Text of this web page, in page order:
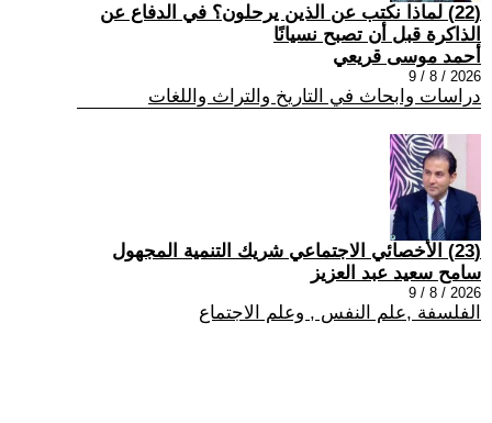
(22) لماذا نكتب عن الذين يرحلون؟ في الدفاع عن
الذاكرة قبل أن تصبح نسيانًا
أحمد موسى قريعي
2026 / 8 / 9
دراسات وابحاث في التاريخ والتراث واللغات
(23) الأخصائي الاجتماعي شريك التنمية المجهول
سامح سعيد عبد العزيز
2026 / 8 / 9
الفلسفة ,علم النفس , وعلم الاجتماع